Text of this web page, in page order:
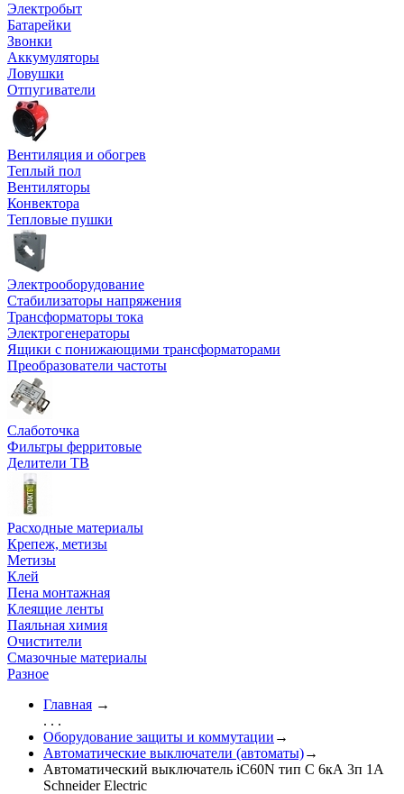
Электробыт
Батарейки
Звонки
Аккумуляторы
Ловушки
Отпугиватели
Вентиляция и обогрев
Теплый пол
Вентиляторы
Конвектора
Тепловые пушки
Электрооборудование
Стабилизаторы напряжения
Трансформаторы тока
Электрогенераторы
Ящики с понижающими трансформаторами
Преобразователи частоты
Слаботочка
Фильтры ферритовые
Делители ТВ
Расходные материалы
Крепеж, метизы
Метизы
Клей
Пена монтажная
Клеящие ленты
Паяльная химия
Очистители
Смазочные материалы
Разное
Главная →
. . .
Оборудование защиты и коммутации →
Автоматические выключатели (автоматы)→
Автоматический выключатель iC60N тип С 6кА 3п 1А
Schneider Electric